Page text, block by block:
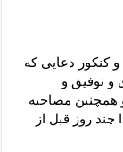
کنکور دعایی که
و توفیق و
همچنین مصاحبه
روز قبل از